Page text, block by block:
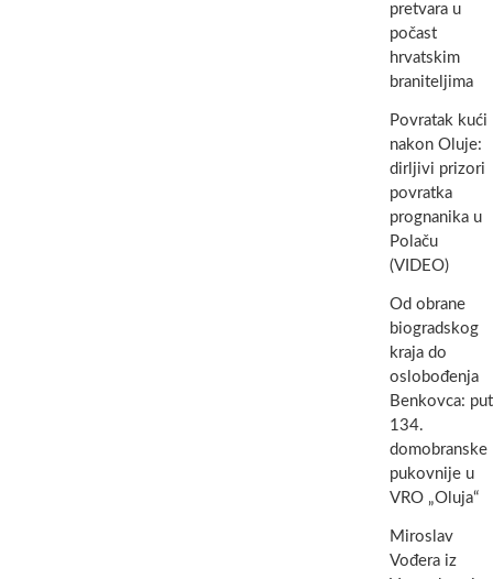
pretvara u
počast
hrvatskim
braniteljima
Povratak kući
nakon Oluje:
dirljivi prizori
povratka
prognanika u
Polaču
(VIDEO)
Od obrane
biogradskog
kraja do
oslobođenja
Benkovca: put
134.
domobranske
pukovnije u
VRO „Oluja“
Miroslav
Vođera iz